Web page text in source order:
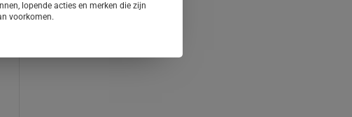
lopende acties en merken die zijn
voorkomen.